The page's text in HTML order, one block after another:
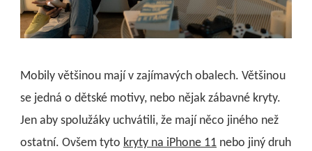
Mobily většinou mají v zajímavých obalech. Většinou
se jedná o dětské motivy, nebo nějak zábavné kryty.
Jen aby spolužáky uchvátili, že mají něco jiného než
ostatní. Ovšem tyto kryty na iPhone 11 nebo jiný druh